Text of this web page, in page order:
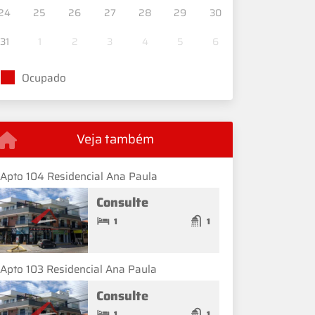
25 26 27 28 29
30
31
1 2 3 4 5 6
Ocupado
Veja também
Apto 104 Residencial Ana Paula
Consulte
1 1
Apto 103 Residencial Ana Paula
Consulte